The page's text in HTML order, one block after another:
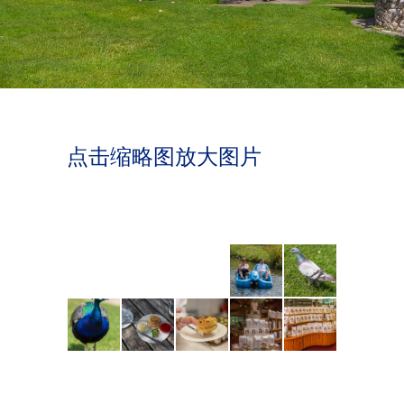
点击缩略图放大图片